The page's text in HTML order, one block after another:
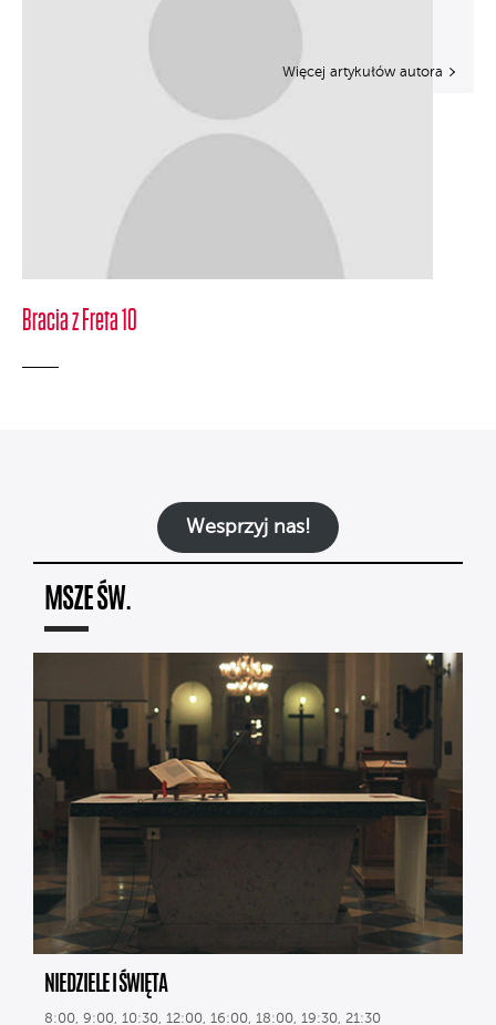
Bracia z Freta 10
Więcej artykułów autora
Wesprzyj nas!
MSZE ŚW.
NIEDZIELE I ŚWIĘTA
8:00, 9:00, 10:30, 12:00, 16:00, 18:00, 19:30, 21:30